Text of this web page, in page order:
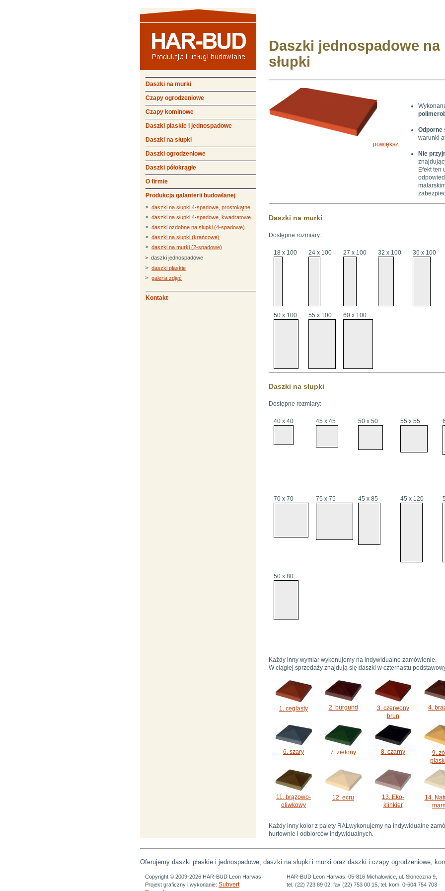
Daszki na murki
Czapy ogrodzeniowe
Czapy kominowe
Daszki płaskie i jednospadowe
Daszki na słupki
Daszki ogrodzeniowe
Daszki półokrągłe
O firmie
Produkcja galanterii budowlanej
> daszki na słupki 4-spadowe, prostokątne
> daszki na słupki 4-spadowe, kwadratowe
> daszki ozdobne na słupki (4-spadowe)
> daszki na słupki (krańcowe)
> daszki na murki (2-spadowe)
> daszki jednospadowe
> daszki płaskie
> galeria zdjęć
Kontakt
Daszki jednospadowe na
słupki
powiększ
Odporne
warunki
Nie
Efekt ten
Daszki na murki
Dostępne rozmiary:
18 x 100 24 x 100 27 x 100 32 x 100 36 x 100
50 x 100 55 x 100 60 x 100
Daszki na słupki
Dostępne rozmiary:
40 x 40 45 x 45 50 x 50 55 x 55
70 x 70 75 x 75 45 x 85 45 x 120
50 x 80
Każdy inny wymiar wykonujemy na indywidualne zamówienie.
W ciągłej sprzedaży znajdują się daszki w czternastu
1. ceglasty 2. burgund
3. czerwony
brun
4.
6. szary 7. zielony 8. czarny
9.
11. brązowo-
oliwkowy
12. ecru
13. Eko-
klinkier
14.
Każdy inny kolor z palety RALwykonujemy na indywidualne
hurtownie i odbiorców indywidualnych.
Oferujemy daszki płaskie i jednospadowe, daszki na słupki i murki oraz daszki i czapy ogrodzeniowe,
Copyright © 2009-2026 HAR-BUD Leon Harwas
Projekt graficzny i wykonanie: Subvert
HAR-BUD Leon Harwas, 05-816 Michałowice, ul. Słoneczna 9,
tel. (22) 723 89 02, fax (22) 753 00 15, tel. kom. 0-604 754 703